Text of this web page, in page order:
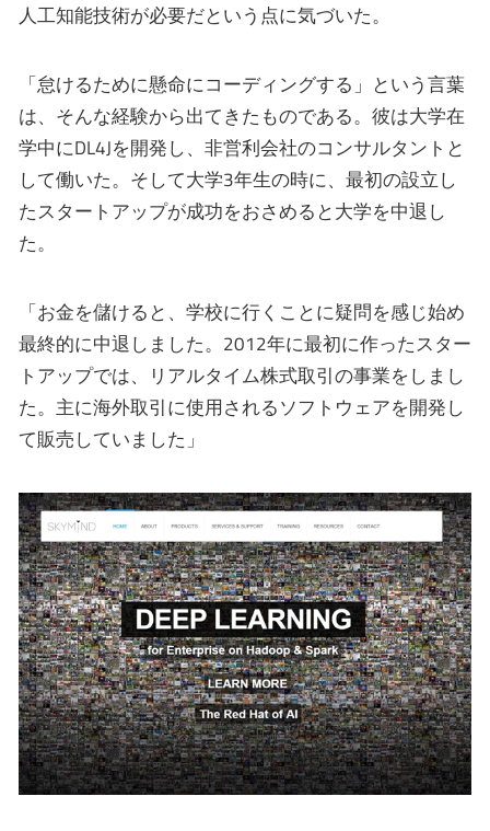
人工知能技術が必要だという点に気づいた。
「怠けるために懸命にコーディングする」という言葉
は、そんな経験から出てきたものである。彼は大学在
学中にDL4Jを開発し、非営利会社のコンサルタントと
して働いた。そして大学3年生の時に、最初の設立し
たスタートアップが成功をおさめると大学を中退し
た。
「お金を儲けると、学校に行くことに疑問を感じ始め
最終的に中退しました。2012年に最初に作ったスター
トアップでは、リアルタイム株式取引の事業をしまし
た。主に海外取引に使用されるソフトウェアを開発し
て販売していました」